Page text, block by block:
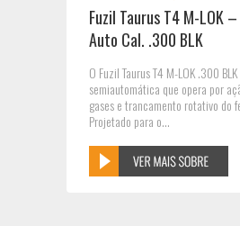
Fuzil Taurus T4 M-LOK
Auto Cal. .300 BLK
O Fuzil Taurus T4 M-LOK .300
semiautomática que opera por
gases e trancamento rotativo do
Projetado para o...